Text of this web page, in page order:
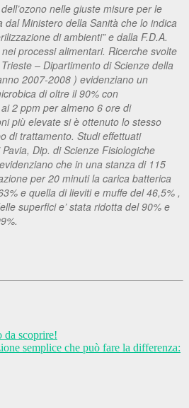
nelle giuste misure per le
dal Ministero della Sanità che lo indica
di ambienti” e dalla F.D.A.
processi alimentari. Ricerche svolte
– Dipartimento di Scienze della
2007-2008 ) evidenziano un
di oltre il 90% con
2 ppm per almeno 6 ore di
più elevate si è ottenuto lo stesso
di trattamento. Studi effettuati
Dip. di Scienze Fisiologiche
che in una stanza di 115
per 20 minuti la carica batterica
e quella di lieviti e muffe del 46,5% ,
superfici e’ stata ridotta del 90% e
da scoprire!
semplice che può fare la differenza: